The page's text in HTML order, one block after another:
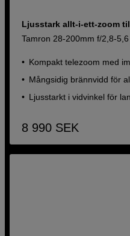
Ljusstark allt-i-ett-zoom
Tamron 28-200mm f/2,8-
Kompakt telezoom med
Mångsidig brännvidd för
Ljusstarkt i vidvinkel för
8 990 SEK